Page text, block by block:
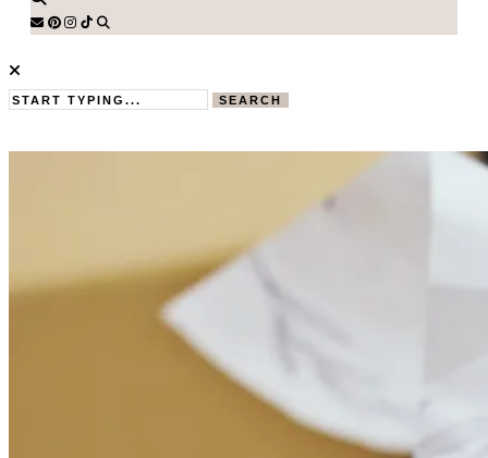
SEARCH